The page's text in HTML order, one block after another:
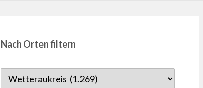
Nach Orten filtern